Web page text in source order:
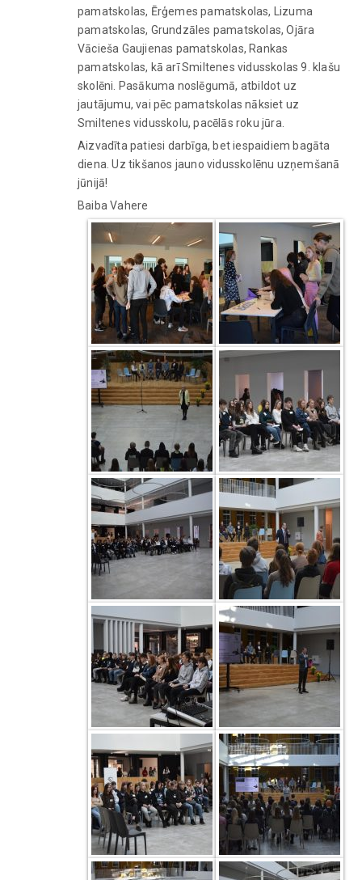
pamatskolas, Ērģemes pamatskolas, Lizuma
pamatskolas, Grundzāles pamatskolas, Ojāra
Vācieša Gaujienas pamatskolas, Rankas
pamatskolas, kā arī Smiltenes vidusskolas 9. klašu
skolēni. Pasākuma noslēgumā, atbildot uz
jautājumu, vai pēc pamatskolas nāksiet uz
Smiltenes vidusskolu, pacēlās roku jūra.
Aizvadīta patiesi darbīga, bet iespaidiem bagāta
diena. Uz tikšanos jauno vidusskolēnu uzņemšanā
jūnijā!
Baiba Vahere